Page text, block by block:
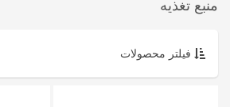
منبع تغذیه
فیلتر محصولات